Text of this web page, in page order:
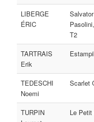
LIBERGE
ÉRIC
T2
TARTRAIS
Erik
TEDESCHI
Noemi
Scarlet
TURPIN
Le Petit